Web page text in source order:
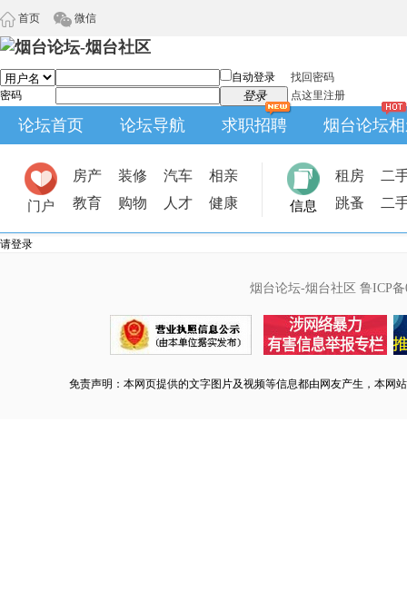
首页 微信
自动登录
找回密码
密码
登录 点这里注册
论坛首页 论坛导航 求职招聘 烟台论坛
门户
房产 装修 汽车
相亲
教育
购物 人才 健康 信息
租房
二
跳蚤
二
请登录
烟台论坛-烟台社区 鲁ICP备
免责声明：本网页提供的文字图片及视频等信息都由网友产生，本网